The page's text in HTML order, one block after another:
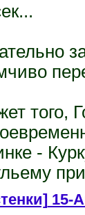
того,
-
15-